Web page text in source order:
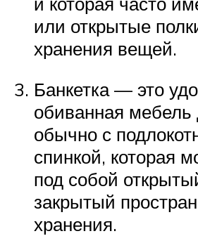
или открытые
хранения вещей.
Банкетка — это
обиванная мебель
обычно с
спинкой, которая
под собой
закрытый
хранения.